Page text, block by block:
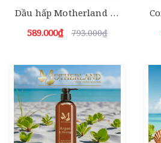
Dầu hấp Motherland Argan Essential Hair Mask| Phục hồi tái tạo cấu trúc | Trẻ Hoá Tóc | Khử hoá chất bảo vệ tóc 500ml
589.000₫
793.000₫